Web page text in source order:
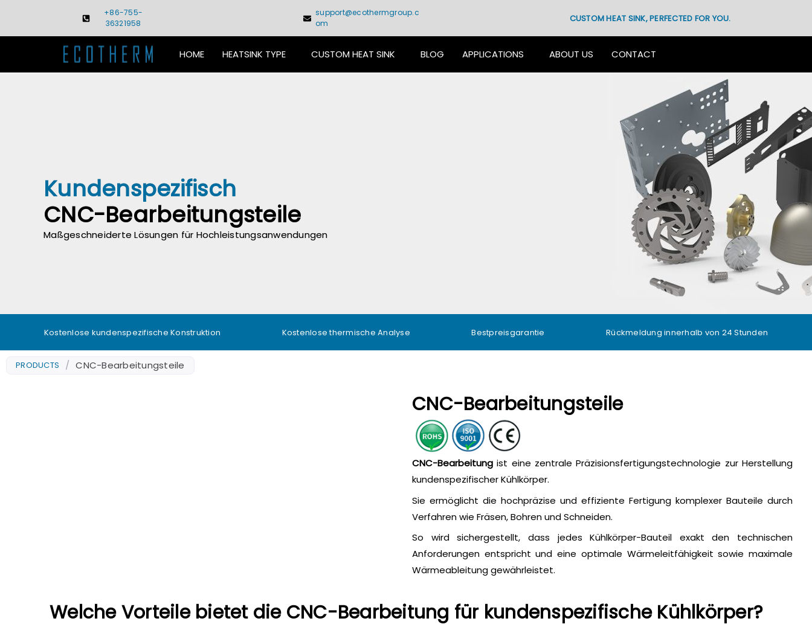
+86-755-
36321958
support@ecothermgroup.c
om
CUSTOM HEAT SINK, PERFECTED FOR YOU.
HOME HEATSINK TYPE CUSTOM HEAT SINK BLOG APPLICATIONS ABOUT US CONTACT
Kundenspezifisch
CNC-Bearbeitungsteile
Maßgeschneiderte Lösungen für Hochleistungsanwendungen
Kostenlose kundenspezifische Konstruktion Kostenlose thermische Analyse Bestpreisgarantie Rückmeldung innerhalb von 24 Stunden
PRODUCTS / CNC-Bearbeitungsteile
CNC-Bearbeitungsteile
CNC-Bearbeitung ist eine zentrale Präzisionsfertigungstechnologie zur Herstellung
kundenspezifischer Kühlkörper.
Sie ermöglicht die hochpräzise und effiziente Fertigung komplexer Bauteile durch
Verfahren wie Fräsen, Bohren und Schneiden.
So wird sichergestellt, dass jedes Kühlkörper-Bauteil exakt den technischen
Anforderungen entspricht und eine optimale Wärmeleitfähigkeit sowie maximale
Wärmeableitung gewährleistet.
Welche Vorteile bietet die CNC-Bearbeitung für kundenspezifische Kühlkörper?